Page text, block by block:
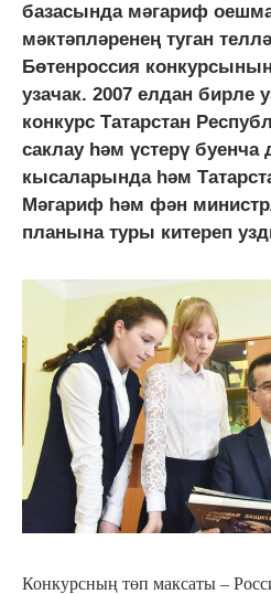
базасында мәгариф
мәктәпләренең туган
Бөтенроссия
узачак. 2007 елдан
конкурс Татарстан
саклау һәм үстерү
кысаларында һәм
Мәгариф һәм фән
планына туры китереп
Конкурсның төп максаты –